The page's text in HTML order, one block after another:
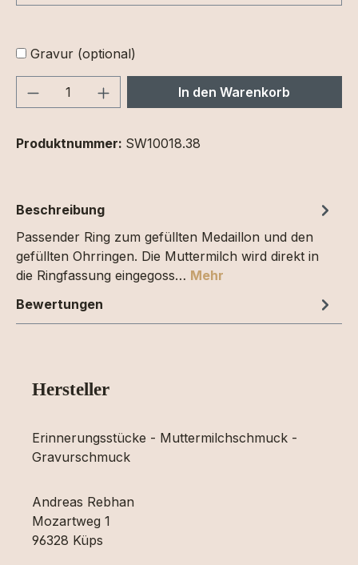
Gravur (optional)
Produkt Anzahl: Gib denIn den Warenkorb
Produktnummer: SW10018.38
Beschreibung
Passender Ring zum gefüllten Medaillon und den
gefüllten Ohrringen. Die Muttermilch wird direkt in
die Ringfassung eingegoss… Mehr
Bewertungen
Hersteller
Erinnerungsstücke - Muttermilchschmuck -
Gravurschmuck
Andreas Rebhan
Mozartweg 1
96328 Küps